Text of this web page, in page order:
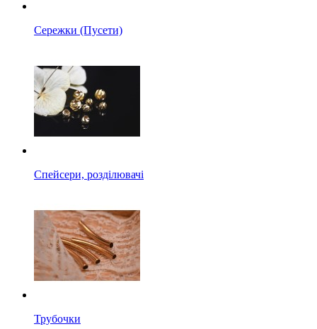
Сережки (Пусети)
Спейсери, розділювачі
Трубочки